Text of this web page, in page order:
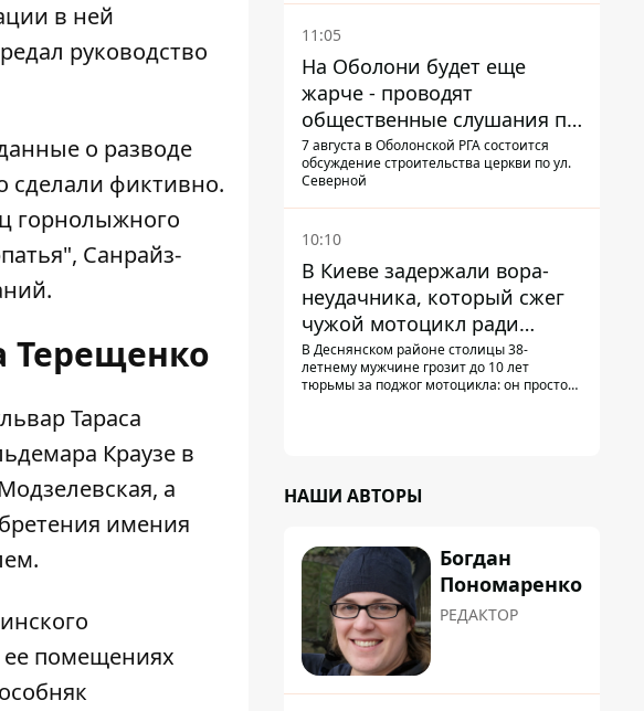
в ней
руководство
о разводе
сделали фиктивно.
горнолыжного
Санрайз-
Терещенко
Тараса
Краузе в
а
имения
ее помещениях
11:05
На Оболони будет еще
жарче - проводят
общественные слушания по
поводу храма УГКЦ на
Северной
7 августа в Оболонской РГА состоится
обсуждение строительства церкви по ул.
Северной
10:10
В Киеве задержали вора-
неудачника, который сжег
чужой мотоцикл ради
содержимого багажника
В Деснянском районе столицы 38-
летнему мужчине грозит до 10 лет
тюрьмы за поджог мотоцикла: он просто
НАШИ АВТОРЫ
Богдан
Пономаренко
РЕДАКТОР